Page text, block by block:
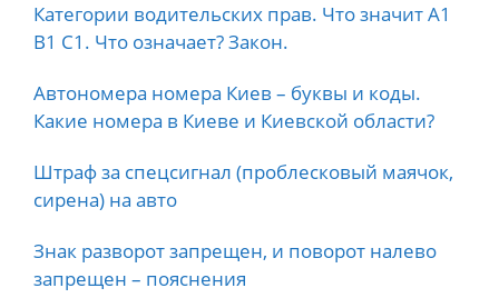
Категории водительских прав. Что значит А1
B1 C1. Что означает? Закон.
Автономера номера Киев – буквы и коды.
Какие номера в Киеве и Киевской области?
Штраф за спецсигнал (проблесковый маячок,
сирена) на авто
Знак разворот запрещен, и поворот налево
запрещен – пояснения